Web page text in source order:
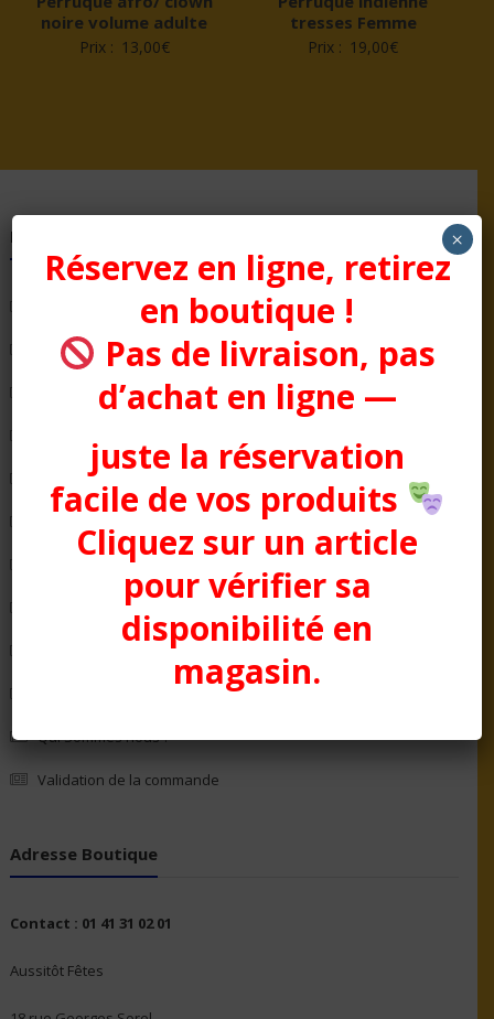
noire volume adulte
Prix : 13,00€
tresses Femme
Prix : 19,00€
Pages
Bienvenue chez Aussitôt Fêtes
Condition générale de Vente
COTTON CLUB
La Boutique
Politique de confidentialité
Politique en matière de remboursements et de retours
Qui Sommes nous ?
Validation de la commande
Adresse Boutique
Contact : 01 41 31 02 01
Aussitôt Fêtes
Réservez en ligne, retirez
en boutique !
Pas de livraison, pas
d’achat en ligne —
juste la réservation
facile de vos produits
Cliquez sur un article
pour vérifier sa
disponibilité en
magasin.
×